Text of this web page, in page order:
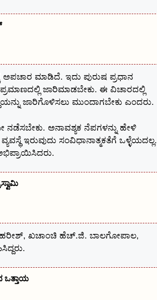
ಮಾಡಿದೆ. ಇದು ಪುರುಷ ಪ್ರಧಾನ
ಜಾರಿಮಾಡಬೇಕು. ಈ ವಿಚಾರದಲ್ಲಿ
ಜಾರಿಗೊಳಿಸಲು ಮುಂದಾಗಬೇಕು ಎಂದರು.
ನಡೆಸಬೇಕು. ಅನಾವಶ್ಯಕ ನೆಪಗಳನ್ನು ಹೇಳಿ
ಇರುವುದು ಸಂವಿಧಾನಾತ್ಮಕತೆಗೆ ಒಳ್ಳೆಯದಲ್ಲ.
ಹರೀಶ್, ಖಚಾಂಚಿ ಹೆಚ್.ಜಿ. ಬಾಲಗೋಪಾಲ,
ಒತ್ತಾಯ